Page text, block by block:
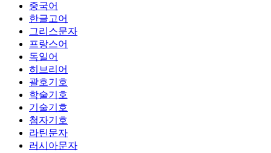
중국어
한글고어
그리스문자
프랑스어
독일어
히브리어
괄호기호
학술기호
기술기호
첨자기호
라틴문자
러시아문자